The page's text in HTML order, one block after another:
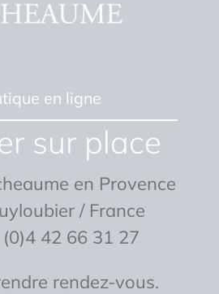
en ligne
sur place
en Provence
/ France
(0)4 42 66 31 27
rendez-vous.